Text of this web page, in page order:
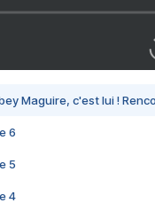
Maguire, c'est lui !
6
5
4